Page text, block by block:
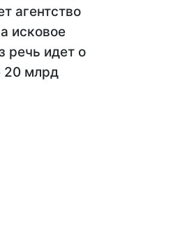
агентство
исковое
речь идет о
20 млрд